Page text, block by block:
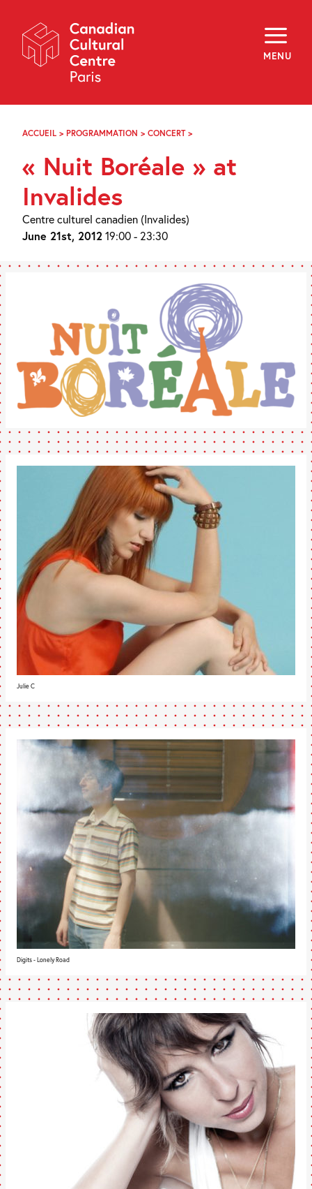
Navigation
MENU
About
Programming
Off-Site
Explore
Archives
y
FR
ACCUEIL > PROGRAMMATION > CONCERT>
INVALIDES
« Nuit Boréale » at
Invalides
Centre culturel canadien (Invalides)
June 21st, 2012 19:00 - 23:30
Julie C
Digits - Lonely Road